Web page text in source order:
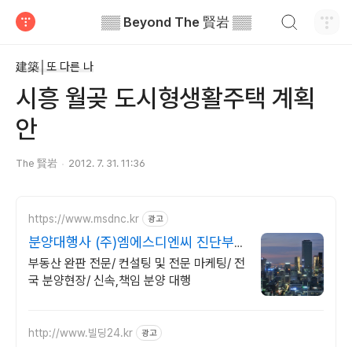
▒▒ Beyond The 賢岩 ▒▒
建築│또 다른 나
시흥 월곶 도시형생활주택 계획
안
The 賢岩 2012. 7. 31. 11:36
https://www.msdnc.kr 광고
분양대행사 (주)엠에스디엔씨 진단부
터 완판까지 책임분양
부동산 완판 전문/ 컨설팅 및 전문 마케팅/ 전
국 분양현장/ 신속,책임 분양 대행
http://www.빌딩24.kr 광고